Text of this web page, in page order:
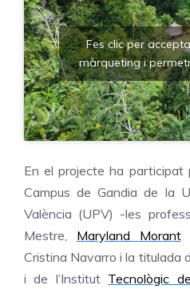
Fes clic per
màrqueting i
En el projecte ha participat
Campus de Gandia de la
València (UPV) -les
Mestre, Maryland Morant
Cristina Navarro i la titulada
i de l’Institut Tecnològic